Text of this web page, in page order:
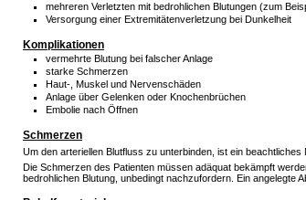
mehreren Verletzten mit bedrohlichen Blutungen (zum
Versorgung einer Extremitätenverletzung bei Dunkelheit
Komplikationen
vermehrte Blutung bei falscher Anlage
starke Schmerzen
Haut-, Muskel und Nervenschäden
Anlage über Gelenken oder Knochenbrüchen
Embolie nach Öffnen
Schmerzen
Um den arteriellen Blutfluss zu unterbinden, ist ein
Die Schmerzen des Patienten müssen adäquat bekämpft
bedrohlichen Blutung, unbedingt nachzufordern. Ein angelegte